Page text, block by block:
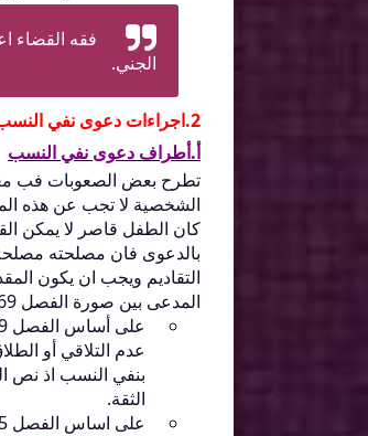
فقه القضاء
الجني.
2.اجراءات دعوى نفي النسب
أ.أطراف دعوى نفي النسب
تطرح بعض الصعوبات فب
الشخصية لا تجب عن هذه
كان الطفل قاصر لا يمكن
بالدعوى فان مصلحته
التقاديم ويجب ان يكون
المدعى بين صورة الفصل 69 و الفصل75
عدم التلاقي أو
الثقة.
على اساس الفصل 75 اذا نفى الزوج حمل زوجته الامر واضح هنا سيكون المدعي في قضية نفي النسب الزوج.